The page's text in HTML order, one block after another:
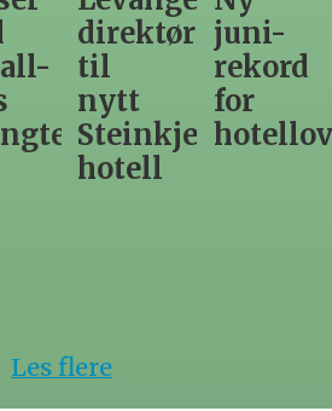
juni-
rekord
for
gir
utslag
for
Les flere